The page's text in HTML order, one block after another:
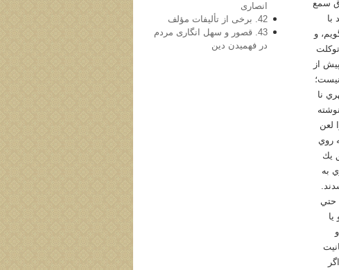
سمع
با
و
از
نا
لعن
روي
يك
به
حتي
انصاری
42. برخی از تألیفات مؤلف
43. قصور و سهل انگاری مردم
در فهميدن دين